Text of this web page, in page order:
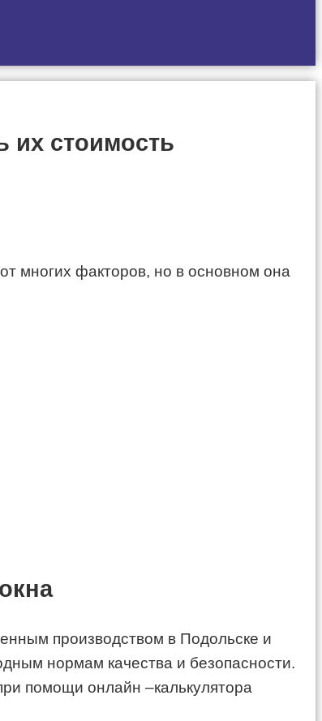
их стоимость
многих факторов, но в основном она
производством в Подольске и
нормам качества и безопасности.
помощи онлайн –калькулятора